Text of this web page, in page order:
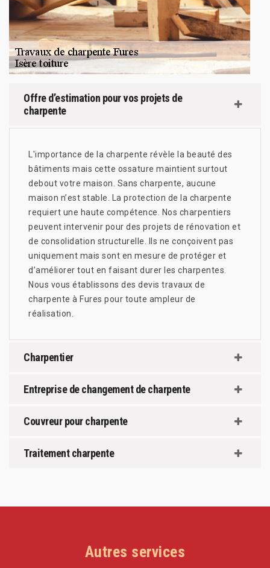
Offre d’estimation pour vos projets de
charpente
L'importance de la charpente révèle la beauté des
bâtiments mais cette ossature maintient surtout
debout votre maison. Sans charpente, aucune
maison n’est stable. La protection de la charpente
requiert une haute compétence. Nos charpentiers
peuvent intervenir pour des projets de rénovation et
de consolidation structurelle. Ils ne conçoivent pas
uniquement mais sont en mesure de protéger et
d’améliorer tout en faisant durer les charpentes.
Nous vous établissons des devis travaux de
charpente à Fures pour toute ampleur de
réalisation.
Charpentier
Entreprise de changement de charpente
Couvreur pour charpente
Traitement charpente
Autres services